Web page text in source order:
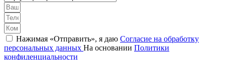
Нажимая «Отправить», я даю Согласие на обработку
персональных данных На основании Политики
конфиденциальности